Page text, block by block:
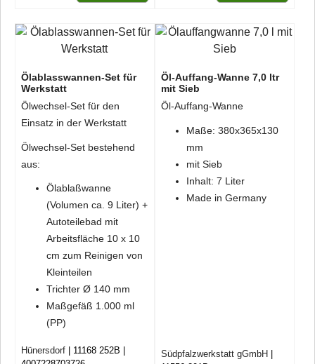
Ölablasswannen-Set für
Werkstatt
Ölwechsel-Set für den
Einsatz in der Werkstatt
Ölwechsel-Set bestehend
aus:
Ölablaßwanne
(Volumen ca. 9 Liter) +
Autoteilebad mit
Arbeitsfläche 10 x 10
cm zum Reinigen von
Kleinteilen
Trichter Ø 140 mm
Maßgefäß 1.000 ml
(PP)
Hünersdorf
11168 252B
Öl-Auffang-Wanne 7,0 ltr
mit Sieb
Öl-Auffang-Wanne
Maße: 380x365x130
mm
mit Sieb
Inhalt: 7 Liter
Made in Germany
Südpfalzwerkstatt gGmbH